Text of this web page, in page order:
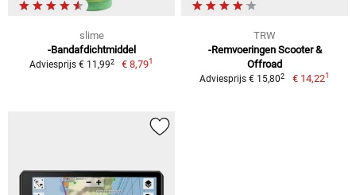
slime
-Bandafdichtmiddel
Adviesprijs € 11,992 € 8,791
TRW
-Remvoeringen Scooter &
Offroad
Adviesprijs € 15,802 € 14,221